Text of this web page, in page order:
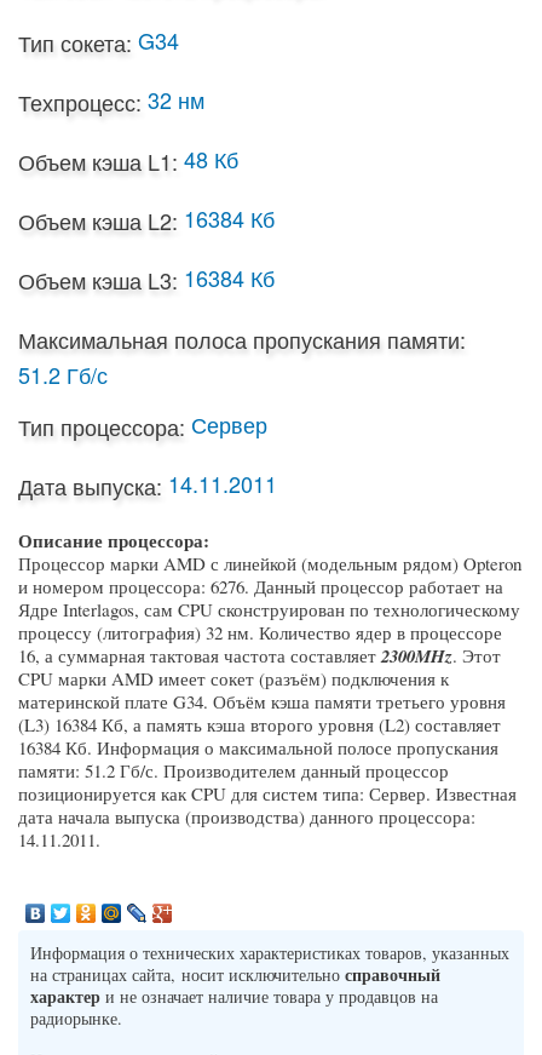
Тип сокета: G34
Техпроцесс: 32 нм
Объем кэша L1: 48 Кб
Объем кэша L2: 16384 Кб
Объем кэша L3: 16384 Кб
Максимальная полоса пропускания памяти:
51.2 Гб/с
Тип процессора: Сервер
Дата выпуска: 14.11.2011
Описание процессора:
Процессор марки AMD с линейкой (модельным рядом) Opteron
и номером процессора: 6276. Данный процессор работает на
Ядре Interlagos, сам CPU сконструирован по технологическому
процессу (литография) 32 нм. Количество ядер в процессоре
16, а суммарная тактовая частота составляет 2300MHz. Этот
CPU марки AMD имеет сокет (разъём) подключения к
материнской плате G34. Объём кэша памяти третьего уровня
(L3) 16384 Кб, а память кэша второго уровня (L2) составляет
16384 Кб. Информация о максимальной полосе пропускания
памяти: 51.2 Гб/с. Производителем данный процессор
позиционируется как CPU для систем типа: Сервер. Известная
дата начала выпуска (производства) данного процессора:
14.11.2011.
Информация о технических характеристиках товаров, указанных
на страницах сайта, носит исключительно справочный
характер и не означает наличие товара у продавцов на
радиорынке.